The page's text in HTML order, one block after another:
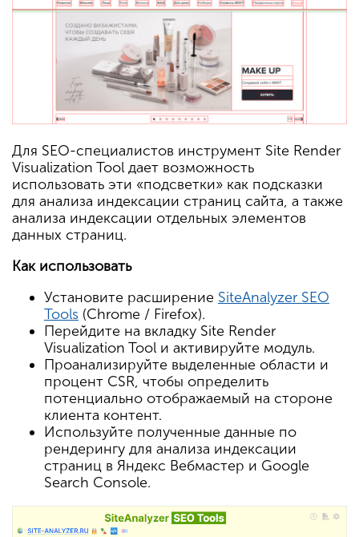
Для SEO-специалистов инструмент Site Render
Visualization Tool дает возможность
использовать эти «подсветки» как подсказки
для анализа индексации страниц сайта, а также
анализа индексации отдельных элементов
данных страниц.
Как использовать
Установите расширение SiteAnalyzer SEO
Tools (Chrome / Firefox).
Перейдите на вкладку Site Render
Visualization Tool и активируйте модуль.
Проанализируйте выделенные области и
процент CSR, чтобы определить
потенциально отображаемый на стороне
клиента контент.
Используйте полученные данные по
рендерингу для анализа индексации
страниц в Яндекс Вебмастер и Google
Search Console.